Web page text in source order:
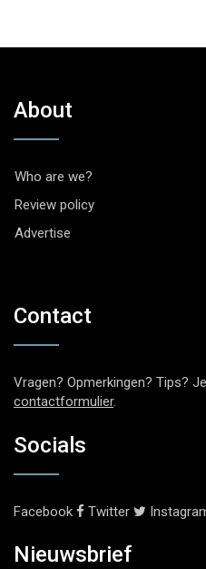
About
Who are we?
Review policy
Advertise
Contact
Vragen? Opmerkingen? Tips?
contactformulier.
Socials
Facebook Twitter
Nieuwsbrief